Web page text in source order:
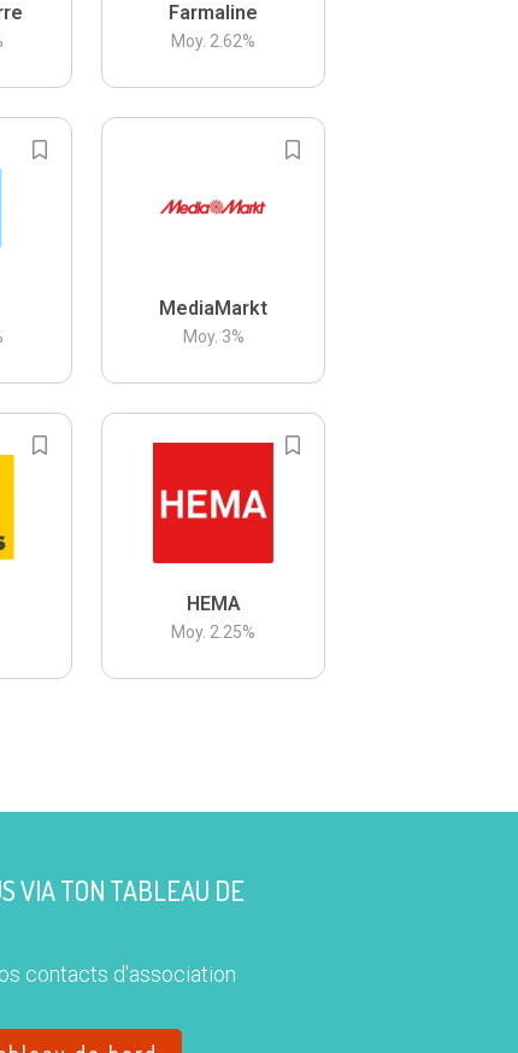
Farmaline
Moy. 2.62%
MediaMarkt
Moy. 3%
HEMA
Moy. 2.25%
VIA TON TABLEAU DE
contacts d'association